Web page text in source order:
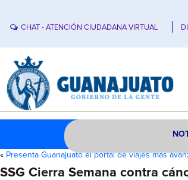
CHAT - ATENCIÓN CIUDADANA VIRTUAL
« Presenta Guanajuato el portal de viajes más
SSG Cierra Semana contra